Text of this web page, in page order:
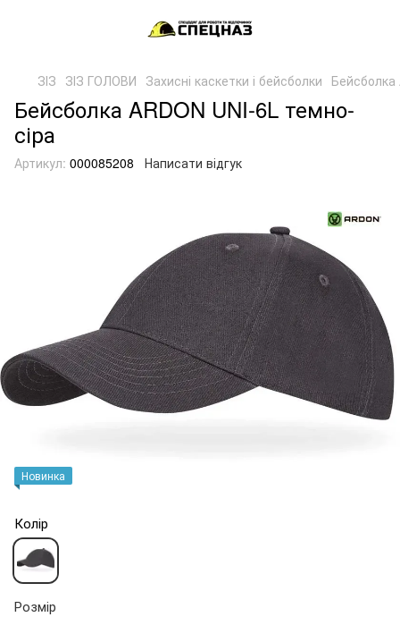
ЗІЗ ЗІЗ ГОЛОВИ Захисні каскетки і бейсболки Бейсболка
Бейсболка ARDON UNI-6L темно-
сіра
Артикул: 000085208 Написати відгук
Новинка
Колір
Розмір